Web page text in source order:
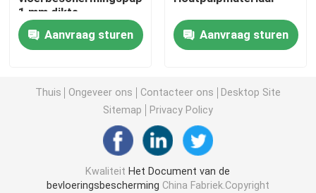
Waterdichte Bevloeringsbladen
Tijdelijke Beschermende Vloerbedekking
Zwart kartondocument
In te ademen Plakband
Inpakkend Broodjesdocument
1 mm dikte
Recycleerbaar
Aanvraag sturen Aanvraag sturen
Thuis Ongeveer ons Contacteer ons
Desktop Site
Sitemap
Privacy Policy
Kwaliteit Het Document van de
bevloeringsbescherming China Fabriek.Copyright